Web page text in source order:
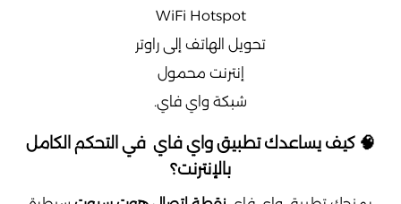
WiFi Hotspot
تحويل الهاتف إلى راوتر
إنترنت محمول
شبكة واي فاي.
🧠 كيف يساعدك تطبيق واي فاي في التحكم الكامل
بالإنترنت؟